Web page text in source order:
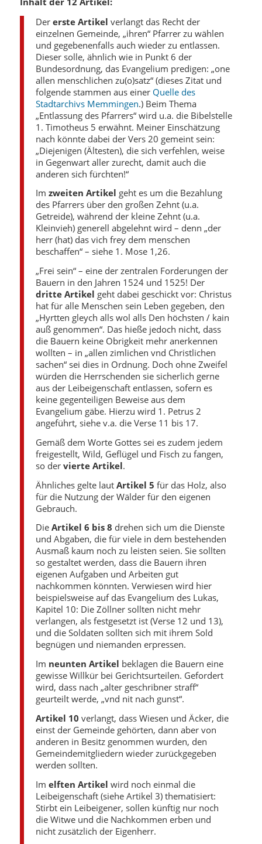
Der erste Artikel verlangt das Recht der
einzelnen Gemeinde, „ihren“ Pfarrer zu wählen
und gegebenenfalls auch wieder zu entlassen.
Dieser solle, ähnlich wie in Punkt 6 der
Bundesordnung, das Evangelium predigen: „one
allen menschlichen zu(o)satz“ (dieses Zitat und
folgende stammen aus einer Quelle des
Stadtarchivs Memmingen.) Beim Thema
„Entlassung des Pfarrers“ wird u.a. die Bibelstelle
1. Timotheus 5 erwähnt. Meiner Einschätzung
nach könnte dabei der Vers 20 gemeint sein:
„Diejenigen (Ältesten), die sich verfehlen, weise
in Gegenwart aller zurecht, damit auch die
anderen sich fürchten!“
Im zweiten Artikel geht es um die Bezahlung
des Pfarrers über den großen Zehnt (u.a.
Getreide), während der kleine Zehnt (u.a.
Kleinvieh) generell abgelehnt wird – denn „der
herr (hat) das vich frey dem menschen
beschaffen“ – siehe 1. Mose 1,26.
„Frei sein“ – eine der zentralen Forderungen der
Bauern in den Jahren 1524 und 1525! Der
dritte Artikel geht dabei geschickt vor: Christus
hat für alle Menschen sein Leben gegeben, den
„Hyrtten gleych alls wol alls Den höchsten / kain
auß genommen“. Das hieße jedoch nicht, dass
die Bauern keine Obrigkeit mehr anerkennen
wollten – in „allen zimlichen vnd Christlichen
sachen“ sei dies in Ordnung. Doch ohne Zweifel
würden die Herrschenden sie sicherlich gerne
aus der Leibeigenschaft entlassen, sofern es
keine gegenteiligen Beweise aus dem
Evangelium gäbe. Hierzu wird 1. Petrus 2
angeführt, siehe v.a. die Verse 11 bis 17.
Gemäß dem Worte Gottes sei es zudem jedem
freigestellt, Wild, Geflügel und Fisch zu fangen,
so der vierte Artikel.
Ähnliches gelte laut Artikel 5 für das Holz, also
für die Nutzung der Wälder für den eigenen
Gebrauch.
Die Artikel 6 bis 8 drehen sich um die Dienste
und Abgaben, die für viele in dem bestehenden
Ausmaß kaum noch zu leisten seien. Sie sollten
so gestaltet werden, dass die Bauern ihren
eigenen Aufgaben und Arbeiten gut
nachkommen könnten. Verwiesen wird hier
beispielsweise auf das Evangelium des Lukas,
Kapitel 10: Die Zöllner sollten nicht mehr
verlangen, als festgesetzt ist (Verse 12 und 13),
und die Soldaten sollten sich mit ihrem Sold
begnügen und niemanden erpressen.
Im neunten Artikel beklagen die Bauern eine
gewisse Willkür bei Gerichtsurteilen. Gefordert
wird, dass nach „alter geschribner straff“
geurteilt werde, „vnd nit nach gunst“.
Artikel 10 verlangt, dass Wiesen und Äcker, die
einst der Gemeinde gehörten, dann aber von
anderen in Besitz genommen wurden, den
Gemeindemitgliedern wieder zurückgegeben
werden sollten.
Im elften Artikel wird noch einmal die
Leibeigenschaft (siehe Artikel 3) thematisiert:
Stirbt ein Leibeigener, sollen künftig nur noch
die Witwe und die Nachkommen erben und
nicht zusätzlich der Eigenherr.